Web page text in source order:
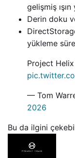
gelişmiş
Derin doku
yükleme
Project Helix
— Tom
2026
Bu da ilgini